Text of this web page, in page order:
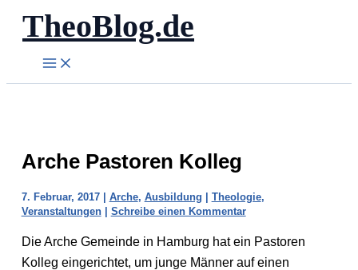
Zum
Inhalt
springen
TheoBlog.de
Arche Pastoren Kolleg
7. Februar, 2017 | Arche, Ausbildung | Theologie,
Veranstaltungen| Schreibe einen Kommentar
Die Arche Gemeinde in Hamburg hat ein Pastoren
Kolleg eingerichtet, um junge Männer auf einen